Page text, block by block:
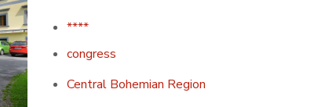
****
congress
Central Bohemian Region